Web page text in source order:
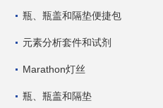
瓶、瓶盖和隔垫便捷包
元素分析套件和试剂
Marathon灯丝
瓶、瓶盖和隔垫